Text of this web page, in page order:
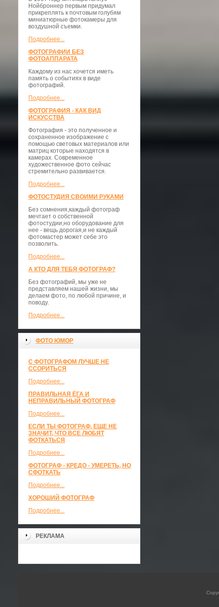
Нойброннер первым придумал
прикреплять к почтовым голубям
миниатюрные фотокамеры для
воздушной съемки.
Подробнее...
ФОТОГРАФИИ БЕЗ
ФОТОАППАРАТА
Каждому из нас хочется иметь
память о событиях в виде
фотографий.
Подробнее...
ФОТОГРАФИЯ - КАК ВИД
ИСКУССТВА
Фотография - это полученное и
сохраненное изображение с
помощью световых материалов или
матриц которые находятся в
камерах. Современное
художественное фото сейчас
стремительно развивается.
Подробнее...
ФОТОСТУДИЯ СВОИМИ РУКАМИ
Без сомнения,каждый фотограф
мечтает о собственной
фотостудии,но оборудование для
нее - вещь дорогая,и не каждый
фотомастер может себе это
позволить.
Подробнее...
А КТО ДЛЯ ТЕБЯ ФОТОГРАФ?
Без фотографий, мы уже не
представляем нашей жизни, мы
делаем фото, по любой причине, и
поводу.
Подробнее...
ФОТО ЮМОР
С ФОТОГРАФОМ ЛУЧШЕ НЕ
ССОРИТЬСЯ
Подробнее...
ПРАВИЛЬНАЯ ЁГА И
НЕПРАВИЛЬНЫЙ ФОТОГРАФ
Подробнее...
ЕСЛИ ТЫ ФОТОГРАФ, ЕЩЕ НЕ
ЗНАЧИТ, ЧТО ВСЕ ЛЮБЯТ
ФОТКАТЬСЯ
Подробнее...
ФОТОГРАФ - КРЕДО - УМЕРЕТЬ, НО
СФОТКАТЬ
Подробнее...
ХОРОШИЙ ФОТОГРАФ
Подробнее...
РЕКЛАМА